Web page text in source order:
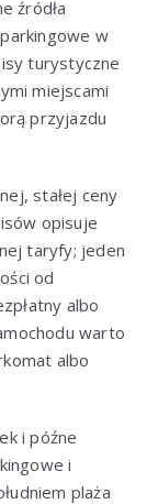
źródła
w
turystyczne
miejscami
przyjazdu
stałej ceny
opisuje
taryfy; jeden
od
albo
warto
albo
i późne
i
plaża